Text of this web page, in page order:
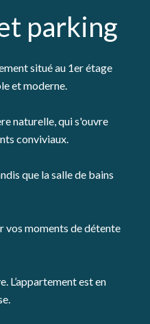
parking
situé au 1er étage
et moderne.
naturelle, qui s'ouvre
conviviaux.
que la salle de bains
vos moments de détente
L’appartement est en